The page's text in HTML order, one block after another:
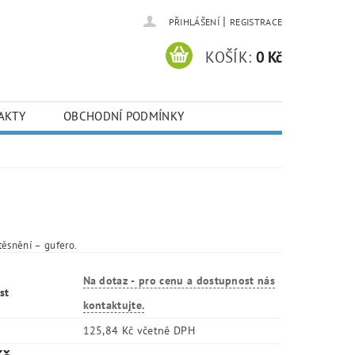
PŘIHLÁŠENÍ | REGISTRACE
KOŠÍK: 0 Kč
OBCHODNÍ PODMÍNKY
– gufero.
Na dotaz - pro cenu a dostupnost nás
kontaktujte.
125,84 Kč včetně DPH